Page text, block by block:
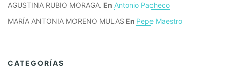
AGUSTINA RUBIO MORAGA. En Antonio Pacheco
MARÍA ANTONIA MORENO MULAS En Pepe Maestro
CATEGORÍAS